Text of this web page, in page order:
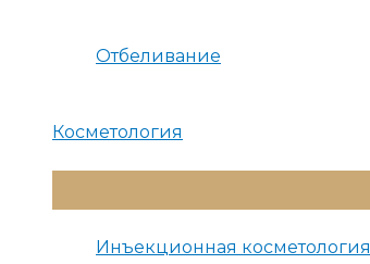
Отбеливание
Косметология
Меню
Инъекционная косметология